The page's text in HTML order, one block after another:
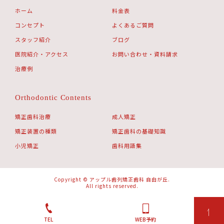
ホーム
コンセプト
スタッフ紹介
医院紹介・アクセス
治療例
料金表
よくあるご質問
ブログ
お問い合わせ・資料請求
Orthodontic Contents
矯正歯科治療
矯正装置の種類
小児矯正
成人矯正
矯正歯科の基礎知識
歯科用語集
Copyright © アップル歯列矯正歯科 自由が丘.
All rights reserved.
TEL WEB予約